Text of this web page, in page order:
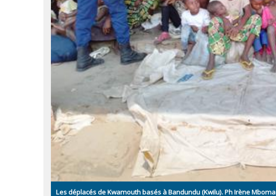
Les déplacés de Kwamouth basés à Bandundu (Kwilu). Ph Irène Mboma